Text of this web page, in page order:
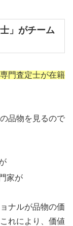
」がチーム
門査定士が在籍
品物を見るので
家が
ナルが品物の価
れにより、価値